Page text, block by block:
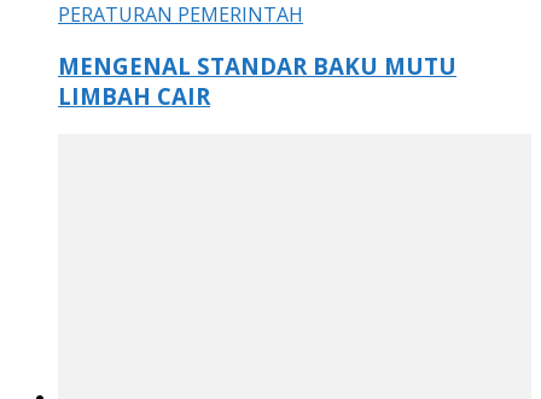
PERATURAN PEMERINTAH
MENGENAL STANDAR BAKU MUTU
LIMBAH CAIR